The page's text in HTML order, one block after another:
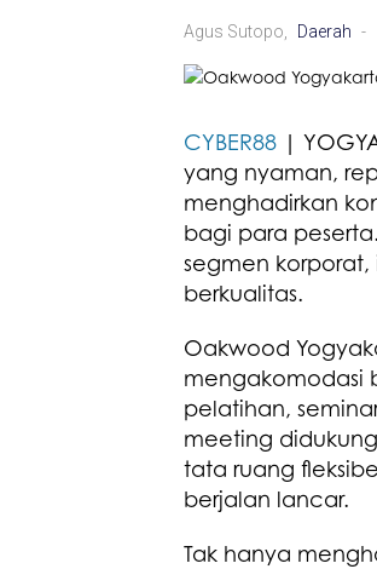
Agus Sutopo, Daerah -
CYBER88 |
yang nyaman,
menghadirkan
bagi para
segmen
berkualitas.
Oakwood
mengakomodasi
pelatihan,
meeting
tata ruang
berjalan lancar.
Tak hanya